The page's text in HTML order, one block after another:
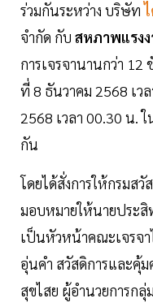
ร่วมกันระหว่าง บริษัท
จำกัด กับ สหภาพแรง
การเจรจานานกว่า 12
ที่ 8 ธันวาคม 2568 เว
2568 เวลา 00.30 น.
กัน
โดยได้สั่งการให้กรมสวั
มอบหมายให้นายประสิ
เป็นหัวหน้าคณะเจรจา
อุ่นคำ สวัสดิการและคุ้
สุขไสย ผู้อำนวยการก